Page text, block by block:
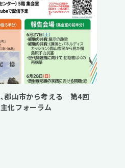
郡山市から考える 第4回
化フォーラム